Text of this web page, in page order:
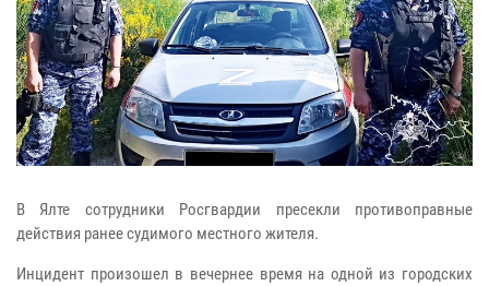
В Ялте сотрудники Росгвардии пресекли противоправные
действия ранее судимого местного жителя.
Инцидент произошел в вечернее время на одной из городских